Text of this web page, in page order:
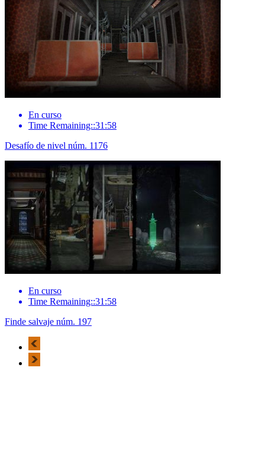
En curso
Time Remaining::31:58
Desafío de nivel núm. 1176
En curso
Time Remaining::31:58
Finde salvaje núm. 197